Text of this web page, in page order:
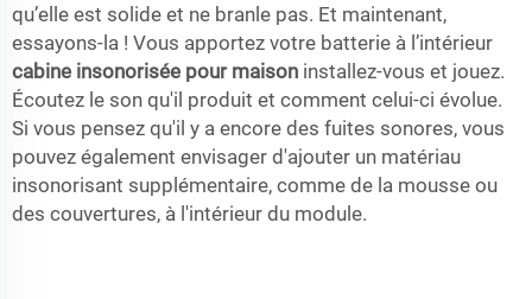
qu’elle est solide et ne branle pas. Et maintenant,
essayons-la ! Vous apportez votre batterie à l’intérieur
cabine insonorisée pour maison installez-vous et jouez.
Écoutez le son qu'il produit et comment celui-ci évolue.
Si vous pensez qu'il y a encore des fuites sonores, vous
pouvez également envisager d'ajouter un matériau
insonorisant supplémentaire, comme de la mousse ou
des couvertures, à l'intérieur du module.